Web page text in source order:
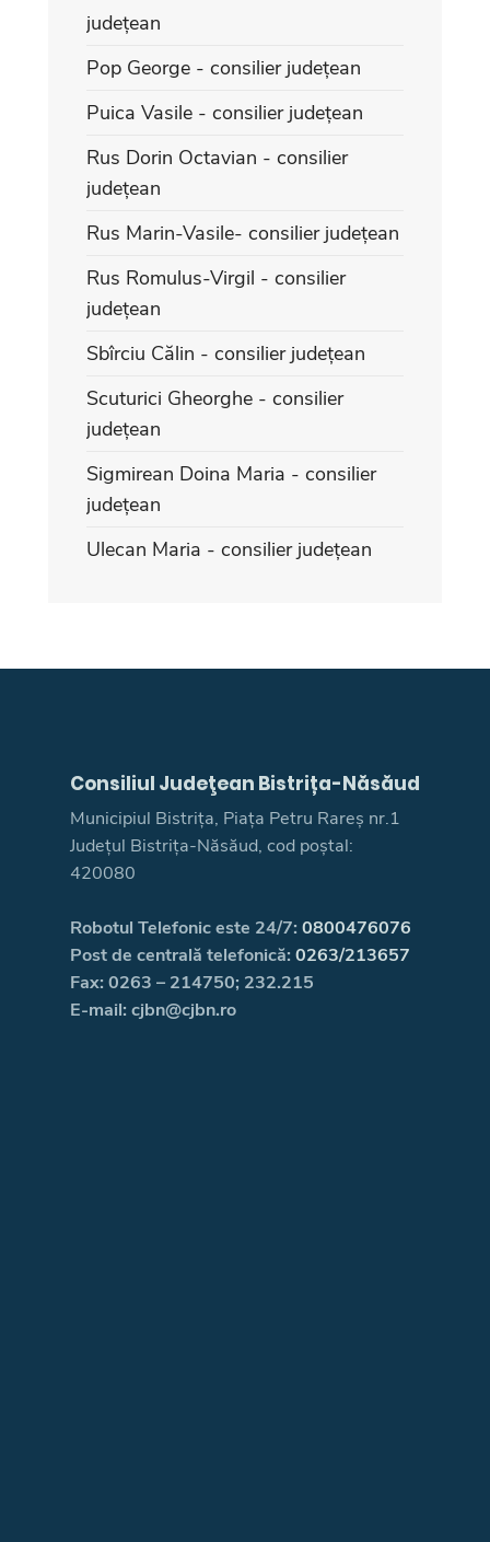
județean
Pop George - consilier județean
Puica Vasile - consilier județean
Rus Dorin Octavian - consilier
județean
Rus Marin-Vasile- consilier județean
Rus Romulus-Virgil - consilier
județean
Sbîrciu Călin - consilier județean
Scuturici Gheorghe - consilier
județean
Sigmirean Doina Maria - consilier
județean
Ulecan Maria - consilier județean
Consiliul Judeţean Bistrița-Năsăud
Municipiul Bistrița, Piața Petru Rareș nr.1
Județul Bistrița-Năsăud, cod poștal:
420080
Robotul Telefonic este 24/7: 0800476076
Post de centrală telefonică: 0263/213657
Fax: 0263 – 214750; 232.215
E-mail: cjbn@cjbn.ro